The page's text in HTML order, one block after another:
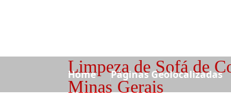
Home Páginas Geolocalizadas
Limpeza de Sofá de
Minas Gerais